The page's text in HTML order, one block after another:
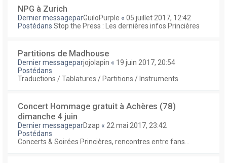
NPG à Zurich
Dernier messageparGuiloPurple « 05 juillet 2017, 12:42
Postédans Stop the Press : Les dernières infos Princières
Partitions de Madhouse
Dernier messageparjojolapin « 19 juin 2017, 20:54
Postédans
Traductions / Tablatures / Partitions / Instruments
Concert Hommage gratuit à Achères (78)
dimanche 4 juin
Dernier messageparDzap « 22 mai 2017, 23:42
Postédans
Concerts & Soirées Princières, rencontres entre fans...